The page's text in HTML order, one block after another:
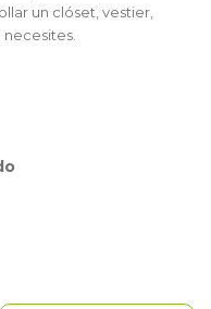
un clóset, vestier,